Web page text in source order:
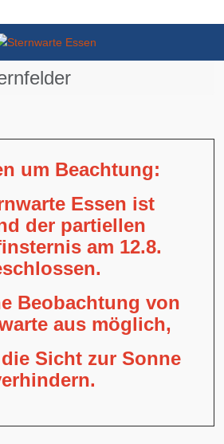
um Beachtung:
Essen ist
der partiellen
am 12.8.
Beobachtung von
aus möglich,
Sicht zur Sonne